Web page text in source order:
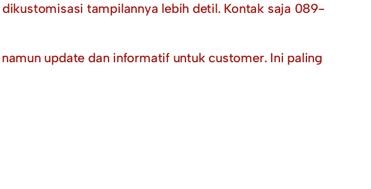
tampilannya lebih detil. Kontak saja 089-
update dan informatif untuk customer. Ini paling